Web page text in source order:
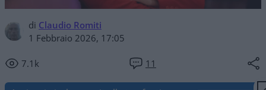
di Claudio Romiti
1 Febbraio 2026, 17:05
7.1k 11